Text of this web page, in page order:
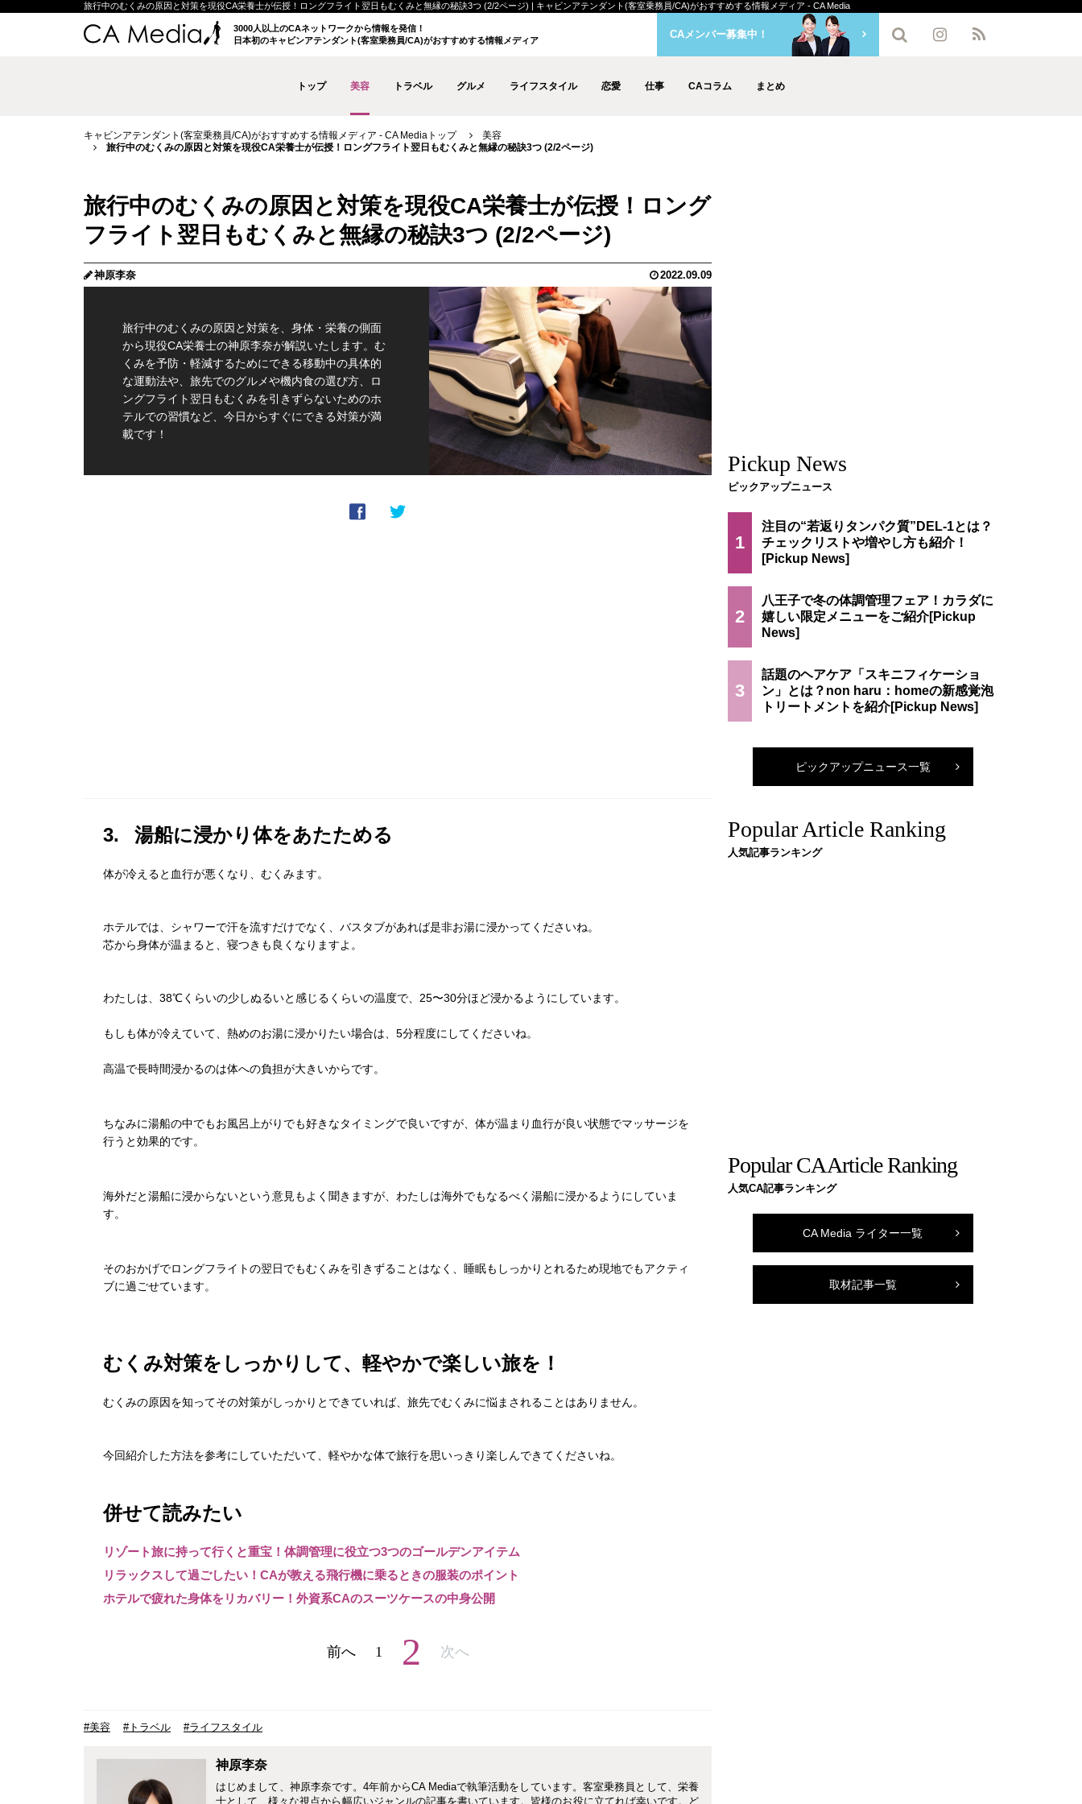
旅行中のむくみの原因と対策を現役CA栄養士が伝授！ロングフライト翌日もむくみと無縁の秘訣3つ (2/2ページ) | キャビンアテンダント(客室乗務員/CA)がおすすめする情報メディア - CA Media
3000人以上のCAネットワークから情報を発信！
日本初のキャビンアテンダント(客室乗務員/CA)がおすすめする情報メディア
トップ 美容 トラベル グルメ ライフスタイル 恋愛 仕事 CAコラム まとめ
CAメンバー募集中！
キャビンアテンダント(客室乗務員/CA)がおすすめする情報メディア - CA Mediaトップ
美容
旅行中のむくみの原因と対策を現役CA栄養士が伝授！ロングフライト翌日もむくみと無縁の秘訣3つ (2/2ページ)
旅行中のむくみの原因と対策を現役CA栄養士が伝授！ロング
フライト翌日もむくみと無縁の秘訣3つ (2/2ページ)
神原李奈 2022.09.09
旅行中のむくみの原因と対策を、身体・栄養の側面
から現役CA栄養士の神原李奈が解説いたします。む
くみを予防・軽減するためにできる移動中の具体的
な運動法や、旅先でのグルメや機内食の選び方、ロ
ングフライト翌日もむくみを引きずらないためのホ
テルでの習慣など、今日からすぐにできる対策が満
載です！
3. 湯船に浸かり体をあたためる
体が冷えると血行が悪くなり、むくみます。
ホテルでは、シャワーで汗を流すだけでなく、バスタブがあれば是非お湯に浸かってくださいね。
芯から身体が温まると、寝つきも良くなりますよ。
わたしは、38℃くらいの少しぬるいと感じるくらいの温度で、25〜30分ほど浸かるようにしています。
もしも体が冷えていて、熱めのお湯に浸かりたい場合は、 5分程度にしてくださいね。
高温で長時間浸かるのは体への負担が大きいからです。
ちなみに湯船の中でもお風呂上がりでも好きなタイミングで良いですが、体が温まり血行が良い状態でマッサージを
行うと効果的です。
海外だと湯船に浸からないという意見もよく聞きますが、わたしは海外でもなるべく湯船に浸かるようにしていま
す。
そのおかげでロングフライトの翌日でもむくみを引きずることはなく、睡眠もしっかりとれるため現地でもアクティ
ブに過ごせています。
むくみ対策をしっかりして、軽やかで楽しい旅を！
むくみの原因を知ってその対策がしっかりとできていれば、旅先でむくみに悩まされることはありません。
今回紹介した方法を参考にしていただいて、軽やかな体で旅行を思いっきり楽しんできてくださいね。
併せて読みたい
リゾート旅に持って行くと重宝！体調管理に役立つ3つのゴールデンアイテム
リラックスして過ごしたい！CAが教える飛行機に乗るときの服装のポイント
ホテルで疲れた身体をリカバリー！外資系CAのスーツケースの中身公開
前へ 1 2 次へ
#美容 #トラベル #ライフスタイル
神原李奈
はじめまして、神原李奈です。4年前からCA Mediaで執筆活動をしています。客室乗務員として、栄養
士として、様々な視点から幅広いジャンルの記事を書いています。皆様のお役に立てれば幸いです。ど
Pickup News
ピックアップニュース
1
注目の“若返りタンパク質”DEL-1とは？
チェックリストや増やし方も紹介！
2
八王子で冬の体調管理フェア！カラダに
嬉しい限定メニューをご紹介
3
話題のヘアケア「スキニフィケーショ
ン」とは？non haru：homeの新感覚泡
トリートメントを紹介
ピックアップニュース一覧
Popular Article Ranking
人気記事ランキング
Popular CA Article Ranking
人気CA記事ランキング
CA Media ライター一覧
取材記事一覧